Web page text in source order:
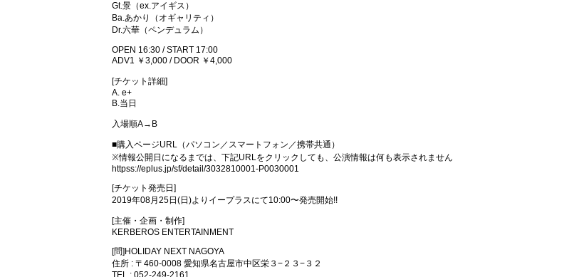
Gt.景（ex.アイギス）
Ba.あかり（オギャリティ）
Dr.六華（ペンデュラム）
OPEN 16:30 / START 17:00
ADV1 ￥3,000 / DOOR ￥4,000
[チケット詳細]
A. e+
B.当日
入場順A→B
■購入ページURL（パソコン／スマートフォン／携帯共通）
※情報公開日になるまでは、下記URLをクリックしても、公演情報は何も表示されません
httpss://eplus.jp/sf/detail/3032810001-P0030001
[チケット発売日]
2019年08月25日(日)よりイープラスにて10:00〜発売開始!!
[主催・企画・制作]
KERBEROS ENTERTAINMENT
[問]HOLIDAY NEXT NAGOYA
住所 : 〒460-0008 愛知県名古屋市中区栄３−２３−３２
TEL : 052-249-2161